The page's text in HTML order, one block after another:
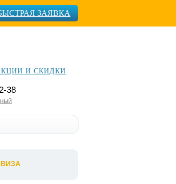
ЗАЯВКА
И СКИДКИ
38